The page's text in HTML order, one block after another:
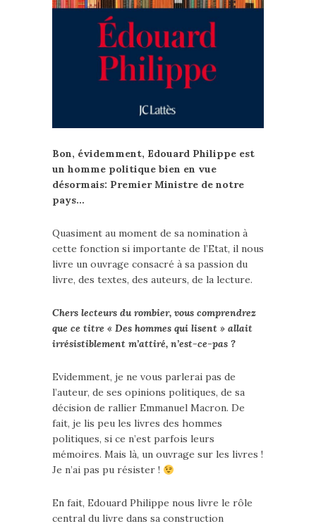
Bon, évidemment, Edouard Philippe est
un homme politique bien en vue
désormais: Premier Ministre de notre
pays…
Quasiment au moment de sa nomination à
cette fonction si importante de l’Etat, il nous
livre un ouvrage consacré à sa passion du
livre, des textes, des auteurs, de la lecture.
Chers lecteurs du rombier, vous comprendrez
que ce titre « Des hommes qui lisent » allait
irrésistiblement m’attiré, n’est-ce-pas ?
Evidemment, je ne vous parlerai pas de
l’auteur, de ses opinions politiques, de sa
décision de rallier Emmanuel Macron. De
fait, je lis peu les livres des hommes
politiques, si ce n’est parfois leurs
mémoires. Mais là, un ouvrage sur les livres !
Je n’ai pas pu résister !
En fait, Edouard Philippe nous livre le rôle
central du livre dans sa construction